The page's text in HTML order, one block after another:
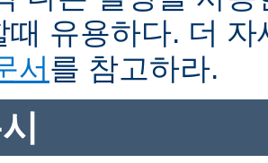
때 유용하다. 더
서를 참고하라.